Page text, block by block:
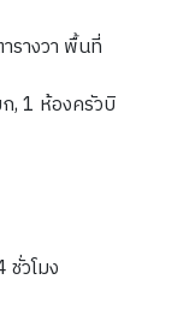
รางวา พื้นที่
, 1 ห้องครัวบิ
วโมง